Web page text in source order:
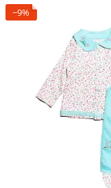
−9%